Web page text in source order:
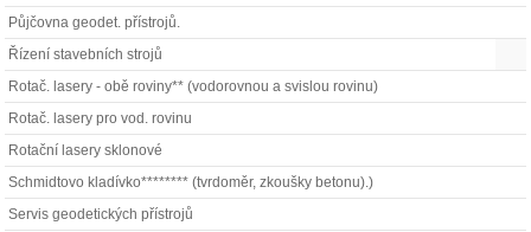
Půjčovna geodet. přístrojů.
Řízení stavebních strojů
Rotač. lasery - obě roviny** (vodorovnou a svislou rovinu)
Rotač. lasery pro vod. rovinu
Rotační lasery sklonové
Schmidtovo kladívko******** (tvrdoměr, zkoušky betonu).)
Servis geodetických přístrojů